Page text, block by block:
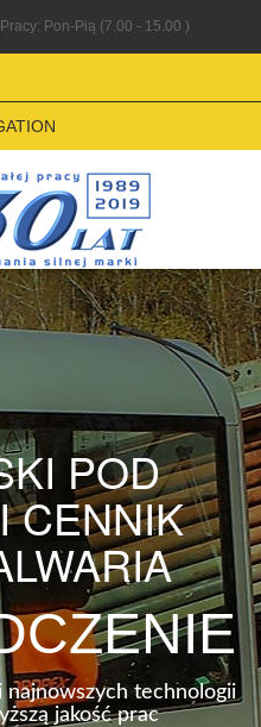
Pon-Pią (7.00 - 15.00 )
POD
CENNIK
najnowszych technologii
jakość prac